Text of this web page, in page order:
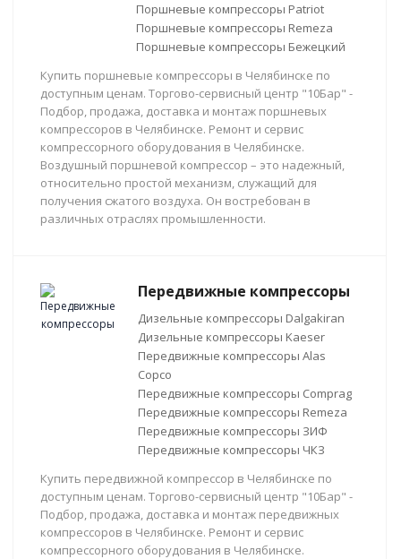
Поршневые компрессоры Patriot
Поршневые компрессоры Remeza
Поршневые компрессоры Бежецкий
Купить поршневые компрессоры в Челябинске по
доступным ценам. Торгово-сервисный центр "10Бар" -
Подбор, продажа, доставка и монтаж поршневых
компрессоров в Челябинске. Ремонт и сервис
компрессорного оборудования в Челябинске.
Воздушный поршневой компрессор – это надежный,
относительно простой механизм, служащий для
получения сжатого воздуха. Он востребован в
различных отраслях промышленности.
Передвижные компрессоры
Дизельные компрессоры Dalgakiran
Дизельные компрессоры Kaeser
Передвижные компрессоры Alas
Copco
Передвижные компрессоры Comprag
Передвижные компрессоры Remeza
Передвижные компрессоры ЗИФ
Передвижные компрессоры ЧКЗ
Купить передвижной компрессор в Челябинске по
доступным ценам. Торгово-сервисный центр "10Бар" -
Подбор, продажа, доставка и монтаж передвижных
компрессоров в Челябинске. Ремонт и сервис
компрессорного оборудования в Челябинске.